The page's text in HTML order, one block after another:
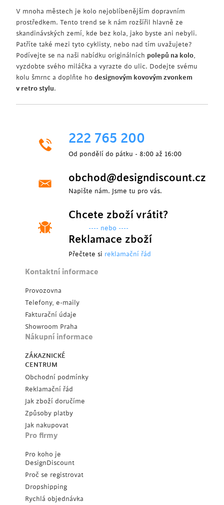
V mnoha městech je kolo nejoblíbenějším dopravním
prostředkem. Tento trend se k nám rozšířil hlavně ze
skandinávských zemí, kde bez kola, jako byste ani nebyli.
Patříte také mezi tyto cyklisty, nebo nad tím uvažujete?
Podívejte se na naši nabídku originálních polepů na kolo,
vyzdobte svého miláčka a vyrazte do ulic. Dodejte svému
kolu šmrnc a doplňte ho designovým kovovým zvonkem
v retro stylu.
222 765 200
Od pondělí do pátku - 8:00 až 16:00
obchod@designdiscount.cz
Napište nám. Jsme tu pro vás.
Chcete zboží vrátit?
---- nebo ----
Reklamace zboží
Přečtete si reklamační řád
Kontaktní informace
Provozovna
Telefony, e-maily
Fakturační údaje
Showroom Praha
Nákupní informace
ZÁKAZNICKÉ
CENTRUM
Obchodní podmínky
Reklamační řád
Jak zboží doručíme
Způsoby platby
Jak nakupovat
Pro firmy
Pro koho je
DesignDiscount
Proč se registrovat
Dropshipping
Rychlá objednávka